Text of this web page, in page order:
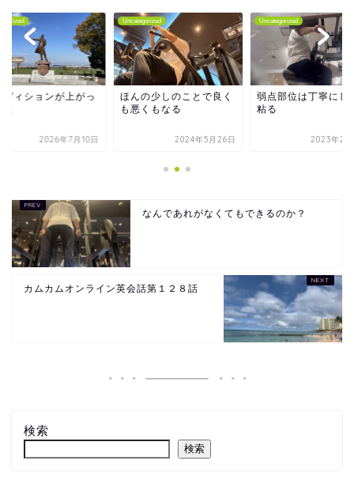
ディションが上がっ
た
2026年7月10日
Uncategorized
ほんの少しのことで良く
も悪くもなる
2024年5月26日
Uncategorized
弱点部位は丁寧にし
粘る
2023年2
なんであれがなくてもできるのか？
カムカムオンライン英会話第１２８話
検索
検索